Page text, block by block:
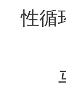
性循
马